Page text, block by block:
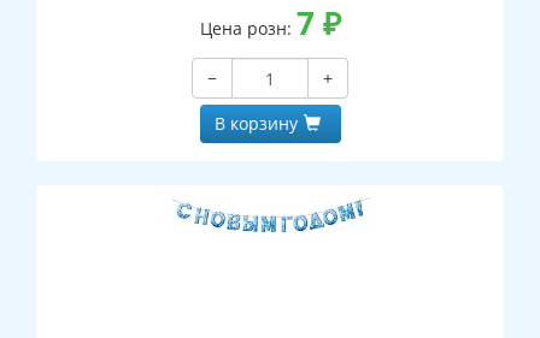
Цена розн: 7 ₽
−
+
В корзину